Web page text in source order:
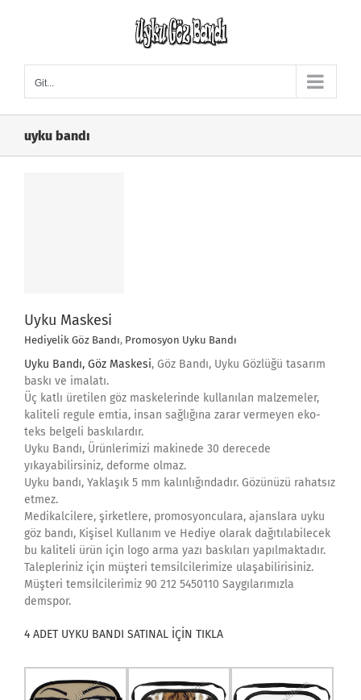
Git...
uyku bandı
Uyku Maskesi
Hediyelik Göz Bandı, Promosyon Uyku Bandı
Uyku Bandı, Göz Maskesi, Göz Bandı, Uyku Gözlüğü tasarım
baskı ve imalatı.
Üç katlı üretilen göz maskelerinde kullanılan malzemeler,
kaliteli regule emtia, insan sağlığına zarar vermeyen eko-
teks belgeli baskılardır.
Uyku Bandı, Ürünlerimizi makinede 30 derecede
yıkayabilirsiniz, deforme olmaz.
Uyku bandı, Yaklaşık 5 mm kalınlığındadır. Gözünüzü rahatsız
etmez.
Medikalcilere, şirketlere, promosyonculara, ajanslara uyku
göz bandı, Kişisel Kullanım ve Hediye olarak dağıtılabilecek
bu kaliteli ürün için logo arma yazı baskıları yapılmaktadır.
Talepleriniz için müşteri temsilcilerimize ulaşabilirisiniz.
Müşteri temsilcilerimiz 90 212 5450110 Saygılarımızla
demspor.
4 ADET UYKU BANDI SATINAL İÇİN TIKLA